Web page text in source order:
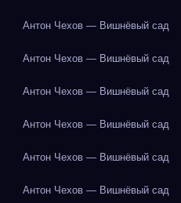
Антон Чехов — Вишнёвый сад
Антон Чехов — Вишнёвый сад
Антон Чехов — Вишнёвый сад
Антон Чехов — Вишнёвый сад
Антон Чехов — Вишнёвый сад
Антон Чехов — Вишнёвый сад